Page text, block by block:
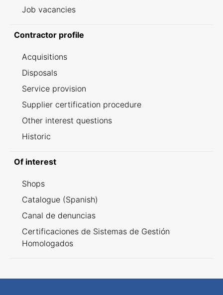
Job vacancies
Contractor profile
Acquisitions
Disposals
Service provision
Supplier certification procedure
Other interest questions
Historic
Of interest
Shops
Catalogue (Spanish)
Canal de denuncias
Certificaciones de Sistemas de Gestión
Homologados